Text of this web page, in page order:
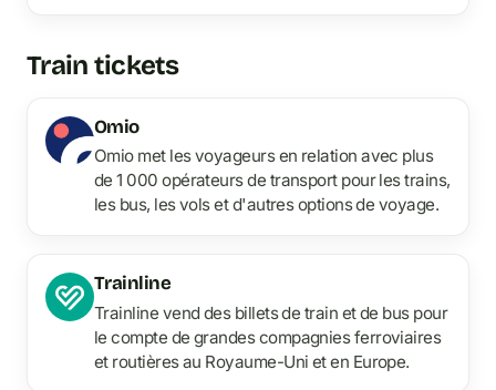
Train tickets
Omio
Omio met les voyageurs en relation avec plus
de 1 000 opérateurs de transport pour les trains,
les bus, les vols et d'autres options de voyage.
Trainline
Trainline vend des billets de train et de bus pour
le compte de grandes compagnies ferroviaires
et routières au Royaume-Uni et en Europe.